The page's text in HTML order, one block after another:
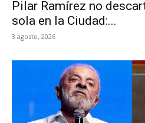
Pilar Ramírez no
sola en la Ciudad:...
3 agosto, 2026